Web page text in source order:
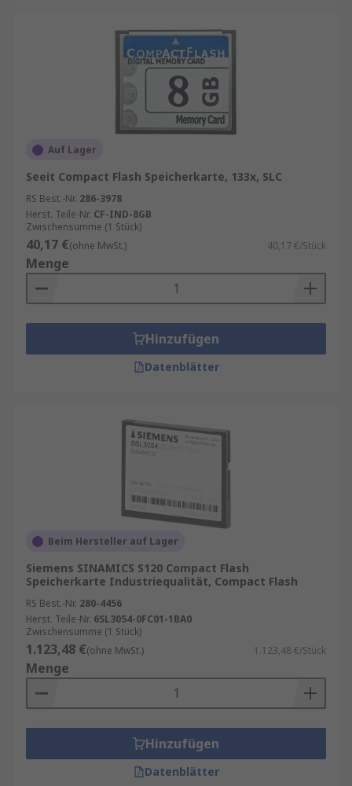
Auf Lager
Seeit Compact Flash Speicherkarte, 133x, SLC
RS Best.-Nr. 286-3978
Herst. Teile-Nr. CF-IND-8GB
Zwischensumme (1 Stück)
40,17 €(ohne MwSt.) 40,17 €/Stück
Menge
Hinzufügen
Datenblätter
Beim Hersteller auf Lager
Siemens SINAMICS S120 Compact Flash
Speicherkarte Industriequalität, Compact Flash
RS Best.-Nr. 280-4456
Herst. Teile-Nr. 6SL3054-0FC01-1BA0
Zwischensumme (1 Stück)
1.123,48 €(ohne MwSt.) 1.123,48 €/Stück
Menge
Hinzufügen
Datenblätter